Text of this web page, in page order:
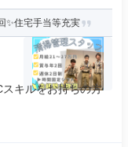
✨住宅手当等充実
キルをお持ちの方